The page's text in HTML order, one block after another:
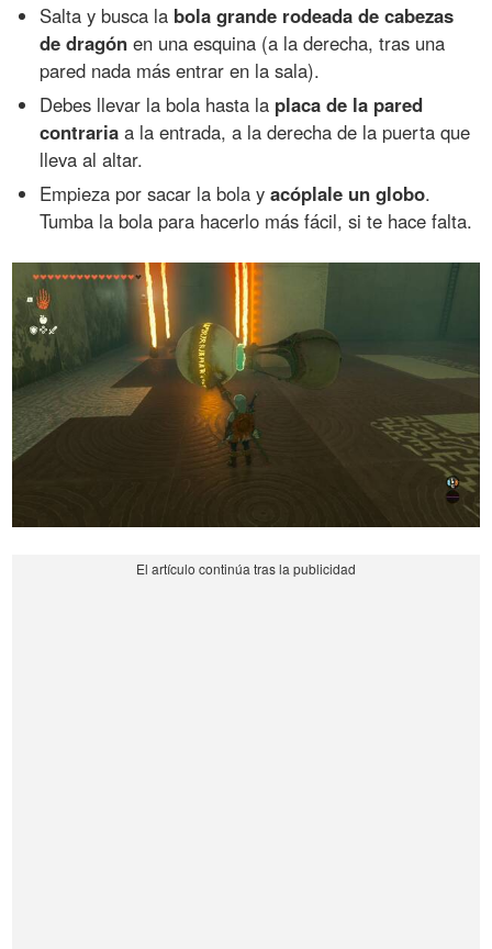
Salta y busca la bola grande rodeada de cabezas
de dragón en una esquina (a la derecha, tras una
pared nada más entrar en la sala).
Debes llevar la bola hasta la placa de la pared
contraria a la entrada, a la derecha de la puerta que
lleva al altar.
Empieza por sacar la bola yacóplale un globo.
Tumba la bola para hacerlo más fácil, si te hace falta.